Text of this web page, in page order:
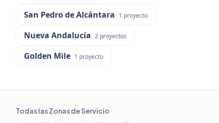
San Pedro de Alcántara 1 proyecto
Nueva Andalucía 2 proyectos
Golden Mile 1 proyecto
Todas las Zonas de Servicio